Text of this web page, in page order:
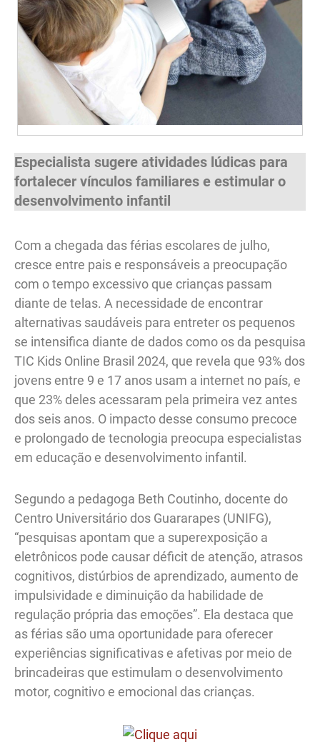
Especialista sugere atividades lúdicas para
fortalecer vínculos familiares e estimular o
desenvolvimento infantil
Com a chegada das férias escolares de julho,
cresce entre pais e responsáveis a preocupação
com o tempo excessivo que crianças passam
diante de telas. A necessidade de encontrar
alternativas saudáveis para entreter os pequenos
se intensifica diante de dados como os da pesquisa
TIC Kids Online Brasil 2024, que revela que 93% dos
jovens entre 9 e 17 anos usam a internet no país, e
que 23% deles acessaram pela primeira vez antes
dos seis anos. O impacto desse consumo precoce
e prolongado de tecnologia preocupa especialistas
em educação e desenvolvimento infantil.
Segundo a pedagoga Beth Coutinho, docente do
Centro Universitário dos Guararapes (UNIFG),
“pesquisas apontam que a superexposição a
eletrônicos pode causar déficit de atenção, atrasos
cognitivos, distúrbios de aprendizado, aumento de
impulsividade e diminuição da habilidade de
regulação própria das emoções”. Ela destaca que
as férias são uma oportunidade para oferecer
experiências significativas e afetivas por meio de
brincadeiras que estimulam o desenvolvimento
motor, cognitivo e emocional das crianças.